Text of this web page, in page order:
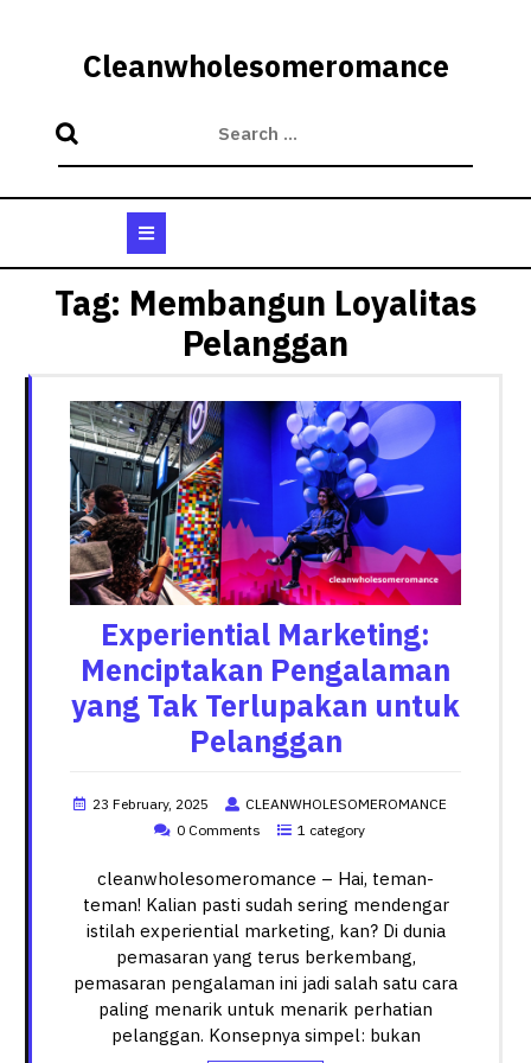
Cleanwholesomeromance
Button
Tag: Membangun Loyalitas
Pelanggan
Experiential Marketing:
Menciptakan Pengalaman
yang Tak Terlupakan untuk
Pelanggan
23 February, 2025
CLEANWHOLESOMEROMANCE
0 Comments
1 category
cleanwholesomeromance – Hai, teman-
teman! Kalian pasti sudah sering mendengar
istilah experiential marketing, kan? Di dunia
pemasaran yang terus berkembang,
pemasaran pengalaman ini jadi salah satu cara
paling menarik untuk menarik perhatian
pelanggan. Konsepnya simpel: bukan